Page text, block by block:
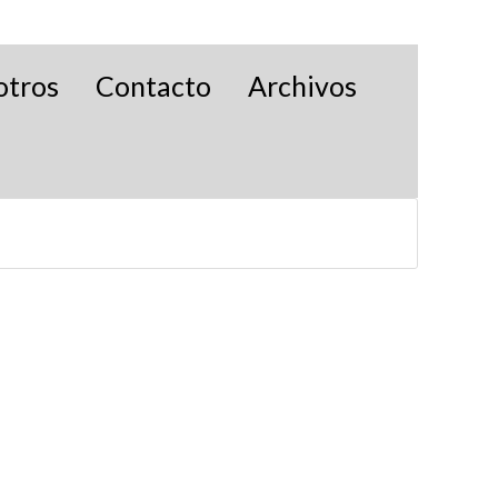
Contacto Archivos